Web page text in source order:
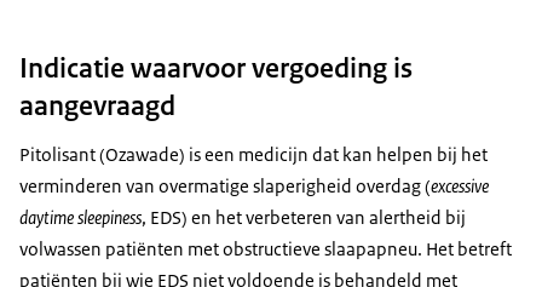
Indicatie waarvoor vergoeding is
aangevraagd
Pitolisant (Ozawade) is een medicijn dat kan helpen bij het
verminderen van overmatige slaperigheid overdag (excessive
daytime sleepiness, EDS) en het verbeteren van alertheid bij
volwassen patiënten met obstructieve slaapapneu. Het betreft
patiënten bij wie EDS niet voldoende is behandeld met